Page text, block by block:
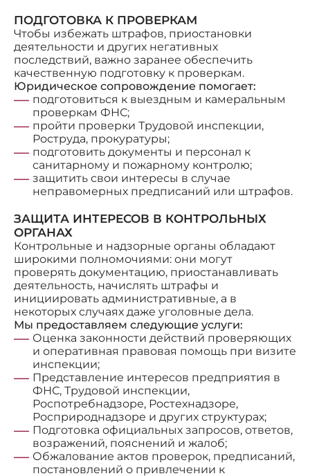
ПОДГОТОВКА К ПРОВЕРКАМ
Чтобы избежать штрафов, приостановки
деятельности и других негативных
последствий, важно заранее обеспечить
качественную подготовку к проверкам.
Юридическое сопровождение помогает:
подготовиться к выездным и камеральным
проверкам ФНС;
пройти проверки Трудовой инспекции,
Роструда, прокуратуры;
подготовить документы и персонал к
санитарному и пожарному контролю;
защитить свои интересы в случае
неправомерных предписаний или штрафов.
ЗАЩИТА ИНТЕРЕСОВ В КОНТРОЛЬНЫХ
ОРГАНАХ
Контрольные и надзорные органы обладают
широкими полномочиями: они могут
проверять документацию, приостанавливать
деятельность, начислять штрафы и
инициировать административные, а в
некоторых случаях даже уголовные дела.
Мы предоставляем следующие услуги:
Оценка законности действий проверяющих
и оперативная правовая помощь при визите
инспекции;
Представление интересов предприятия в
ФНС, Трудовой инспекции,
Роспотребнадзоре, Ростехнадзоре,
Росприроднадзоре и других структурах;
Подготовка официальных запросов, ответов,
возражений, пояснений и жалоб;
Обжалование актов проверок, предписаний,
постановлений о привлечении к